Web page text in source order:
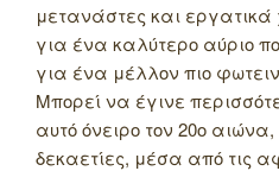
μετανάστες και
για ένα καλύτερο αύριο
για ένα μέλλον πιο
Μπορεί να έγινε
αυτό όνειρο τον 20ο αιώνα,
δεκαετίες, μέσα από τις